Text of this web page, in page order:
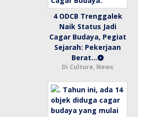
4 ODCB Trenggalek
Naik Status Jadi
Cagar Budaya, Pegiat
Sejarah: Pekerjaan
Berat…
Di Culture, News